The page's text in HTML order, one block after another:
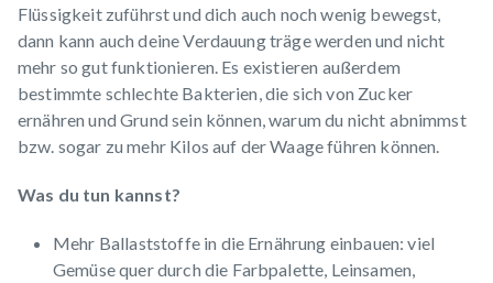
Flüssigkeit zuführst und dich auch noch wenig bewegst,
dann kann auch deine Verdauung träge werden und nicht
mehr so gut funktionieren. Es existieren außerdem
bestimmte schlechte Bakterien, die sich von Zucker
ernähren und Grund sein können, warum du nicht abnimmst
bzw. sogar zu mehr Kilos auf der Waage führen können.
Was du tun kannst?
Mehr Ballaststoffe in die Ernährung einbauen: viel
Gemüse quer durch die Farbpalette, Leinsamen,